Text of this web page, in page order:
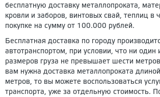
бесплатную доставку металлопроката,
кровли и заборов, винтовых свай, теплиц в
покупке на сумму от 100.000 рублей.
Бесплатная доставка по городу
автотранспортом, при условии, что ни один
размеров груза не превышает шести
вам нужна доставка металлопроката
метров, то вы можете воспользоваться
транспорта, уже за отдельную стоимость.